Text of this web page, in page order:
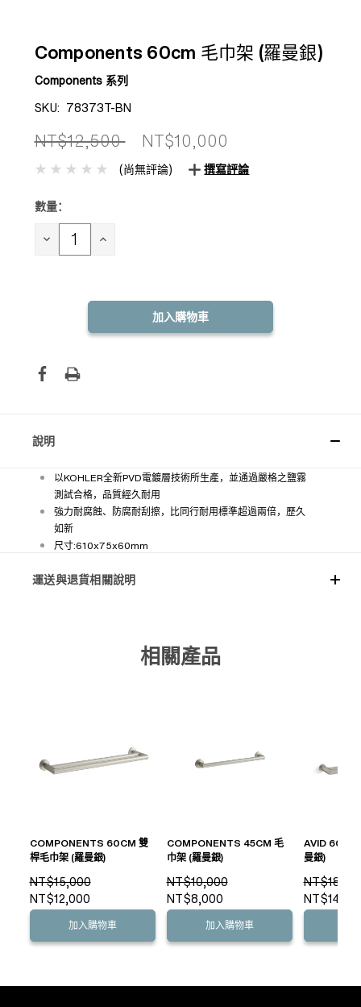
Components 60cm 毛巾架 (羅曼銀)
Components 系列
SKU: 78373T-BN
NT$12,500 NT$10,000
(尚無評論) 撰寫評論
目前
存：
數量：
減 增
說明
以KOHLER全新PVD電鍍層技術所生產，並通過嚴格之鹽霧
測試合格，品質經久耐用
強力耐腐蝕、防腐耐刮擦，比同行耐用標準超過兩倍，歷久
如新
尺寸:610x75x60mm
運送與退貨相關說明
相關產品
COMPONENTS 60CM 雙
桿毛巾架 (羅曼銀)
NT$15,000
NT$12,000
加入購物車
COMPONENTS 45CM 毛
巾架 (羅曼銀)
NT$10,000
NT$8,000
加入購物車
AVID 60CM
曼銀)